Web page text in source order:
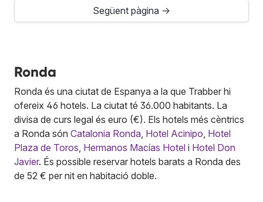
Següent pàgina →
Ronda
Ronda és una ciutat de Espanya a la que Trabber hi
ofereix 46 hotels. La ciutat té 36.000 habitants. La
divisa de curs legal és euro (€). Els hotels més cèntrics
a Ronda són Catalonia Ronda Hotel Acinipo Hotel
Plaza de Toros Hermanos Macías Hotel i Hotel Don
Javier. És possible reservar hotels barats a Ronda des
de 52 € per nit en habitació doble.